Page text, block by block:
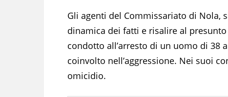
Gli agenti del Commissariato di Nola,
dinamica dei fatti e risalire al
condotto all’arresto di un uomo di 38
coinvolto nell’aggressione. Nei suoi
omicidio.